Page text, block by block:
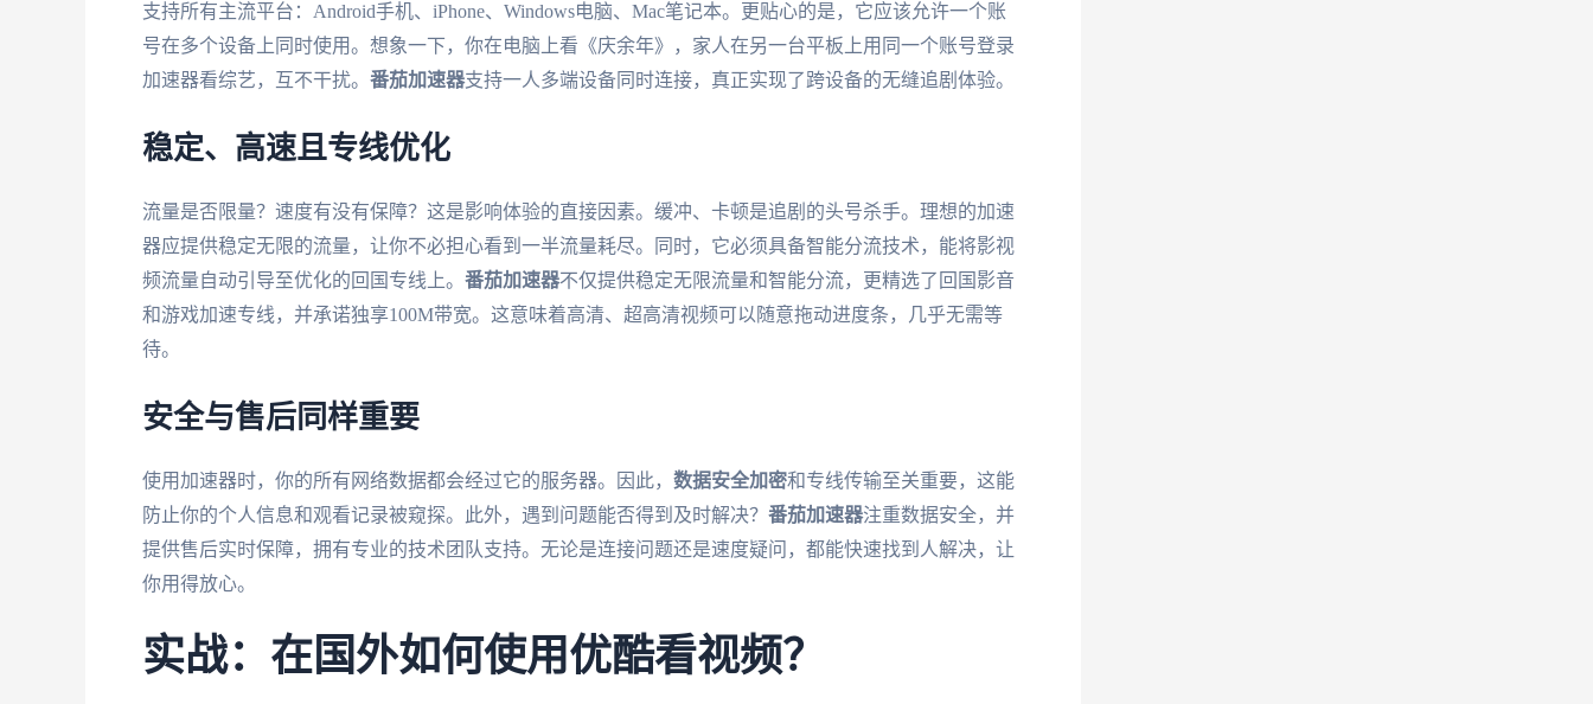
支持所有主流平台：Android手机、iPhone、Windows电脑、Mac笔记本。更贴心的是，它应该允许一个账
号在多个设备上同时使用。想象一下，你在电脑上看《庆余年》，家人在另一台平板上用同一个账号登录
加速器看综艺，互不干扰。 番茄加速器支持一人多端设备同时连接，真正实现了跨设备的无缝追剧体验。
稳定、高速且专线优化
流量是否限量？速度有没有保障？这是影响体验的直接因素。缓冲、卡顿是追剧的头号杀手。理想的加速
器应提供稳定无限的流量，让你不必担心看到一半流量耗尽。同时，它必须具备智能分流技术，能将影视
频流量自动引导至优化的回国专线上。 番茄加速器不仅提供稳定无限流量和智能分流，更精选了回国影音
和游戏加速专线，并承诺独享100M带宽。这意味着高清、超高清视频可以随意拖动进度条，几乎无需等
待。
安全与售后同样重要
使用加速器时，你的所有网络数据都会经过它的服务器。因此， 数据安全加密和专线传输至关重要，这能
防止你的个人信息和观看记录被窥探。此外，遇到问题能否得到及时解决？ 番茄加速器注重数据安全，并
提供售后实时保障，拥有专业的技术团队支持。无论是连接问题还是速度疑问，都能快速找到人解决，让
你用得放心。
实战：在国外如何使用优酷看视频？